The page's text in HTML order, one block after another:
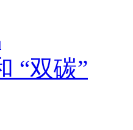
“双碳”